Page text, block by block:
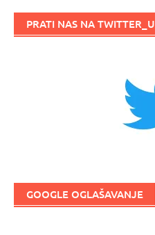
PRATI NAS NA TWITTER_U
GOOGLE OGLAŠAVANJE